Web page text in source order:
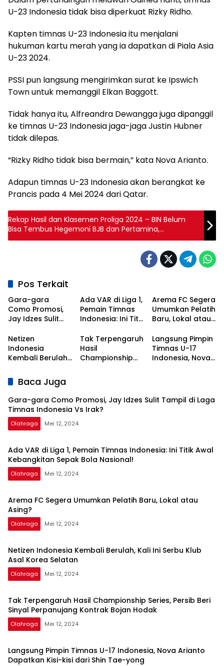
U-23 Indonesia tidak bisa diperkuat Rizky Ridho.
Kapten timnas U-23 Indonesia itu menjalani
hukuman kartu merah yang ia dapatkan di Piala Asia
U-23 2024.
PSSI pun langsung mengirimkan surat ke Ipswich
Town untuk memanggil Elkan Baggott.
Tidak hanya itu, Alfreandra Dewangga juga dipanggil
ke timnas U-23 Indonesia jaga-jaga Justin Hubner
tidak dilepas.
“Rizky Ridho tidak bisa bermain,” kata Nova Arianto.
Adapun timnas U-23 Indonesia akan berangkat ke
Prancis pada 4 Mei 2024 dari Qatar.
Rekap Hasil dan Klasemen Proliga 2024 – BIN Belum
Bisa Tembus Hegemoni BJB dan Pertamina,
Bhayangkara ke 3 Besar
Pos Terkait
Gara-gara
Como Promosi,
Jay Idzes Sulit
Timnas
Indonesia Vs
Irak?
Ada VAR di Liga 1,
Pemain Timnas
Indonesia: Ini Titik
Kebangkitan
Sepak Bola
Nasional!
Arema FC Segera
Umumkan Pelatih
Baru, Lokal atau
Netizen
Indonesia
Kembali Berulah,
Asal Korea
Selatan
Tak Terpengaruh
Hasil
Championship
Kontrak Bojan
Hodak
Langsung Pimpin
Timnas U-17
Indonesia, Nova
yong
Baca Juga
Gara-gara Como Promosi, Jay Idzes Sulit Tampil di Laga
Timnas Indonesia Vs Irak?
Olahraga Mei 12, 2024
Ada VAR di Liga 1, Pemain Timnas Indonesia: Ini Titik Awal
Kebangkitan Sepak Bola Nasional!
Olahraga Mei 12, 2024
Arema FC Segera Umumkan Pelatih Baru, Lokal atau
Asing?
Olahraga Mei 12, 2024
Netizen Indonesia Kembali Berulah, Kali Ini Serbu Klub
Asal Korea Selatan
Olahraga Mei 12, 2024
Tak Terpengaruh Hasil Championship Series, Persib Beri
Sinyal Perpanujang Kontrak Bojan Hodak
Olahraga Mei 12, 2024
Langsung Pimpin Timnas U-17 Indonesia, Nova Arianto
Dapatkan Kisi-kisi dari Shin Tae-yong